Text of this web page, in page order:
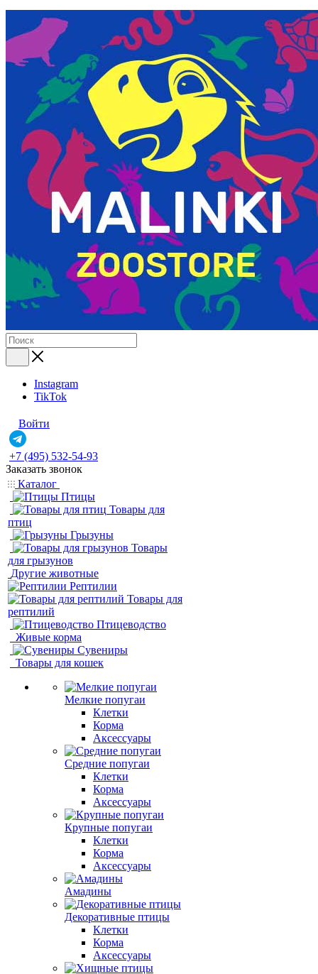
Instagram
TikTok
Войти
+7 (495) 532-54-93
Заказать звонок
Каталог
Птицы
Товары для
птиц
Грызуны
Товары
для грызунов
Другие животные
Рептилии
Товары для
рептилий
Птицеводство
Живые корма
Сувениры
Товары для кошек
Мелкие попугаи
Клетки
Корма
Аксессуары
Средние попугаи
Клетки
Корма
Аксессуары
Крупные попугаи
Клетки
Корма
Аксессуары
Амадины
Декоративные птицы
Клетки
Корма
Аксессуары